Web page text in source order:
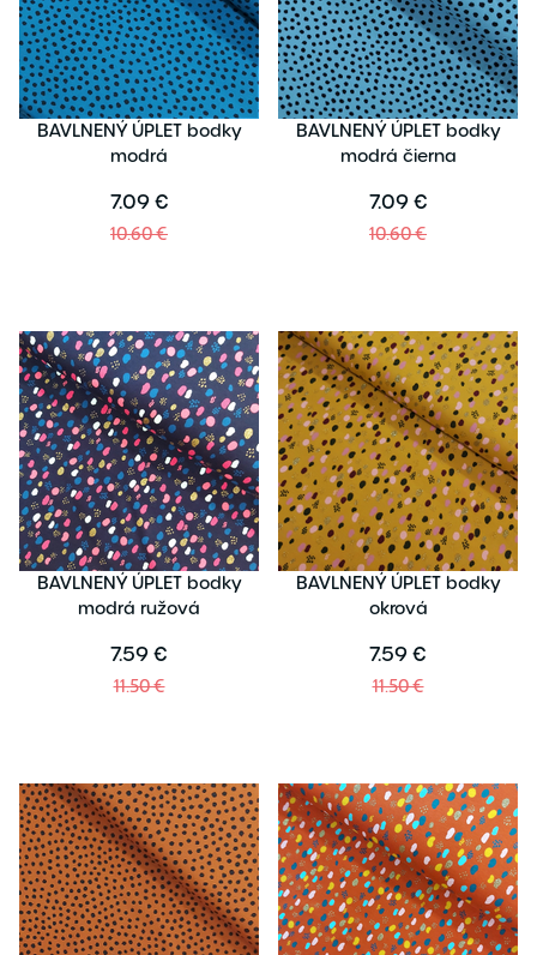
BAVLNENÝ ÚPLET bodky
modrá
7.09 €
10.60 €
BAVLNENÝ ÚPLET bodky
modrá čierna
7.09 €
10.60 €
BAVLNENÝ ÚPLET bodky
modrá ružová
7.59 €
11.50 €
BAVLNENÝ ÚPLET bodky
okrová
7.59 €
11.50 €